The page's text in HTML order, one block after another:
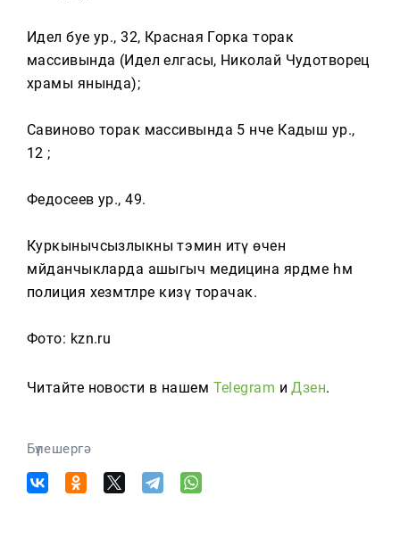
Идел буе ур., 32, Красная Горка торак
массивында (Идел елгасы, Николай Чудотворец
храмы янында);
Савиново торак массивында 5 нче Кадыш ур.,
12 ;
Федосеев ур., 49.
Куркынычсызлыкны тәэмин итү өчен
мәйданчыкларда ашыгыч медицина ярдәме һәм
полиция хезмәтләре кизү торачак.
Фото: kzn.ru
Читайте новости в нашем Telegram иДзен.
Бүлешергә